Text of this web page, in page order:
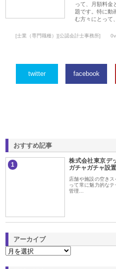
って、月額料金
題です。特に動
む方々にとって
[士業（専門職種）][公認会計士事務所]
twitter facebook
おすすめ記事
1
株式会社東京デ
ガチャガチャ設
店舗や施設の空き
って常に魅力的な
管理…
アーカイブ